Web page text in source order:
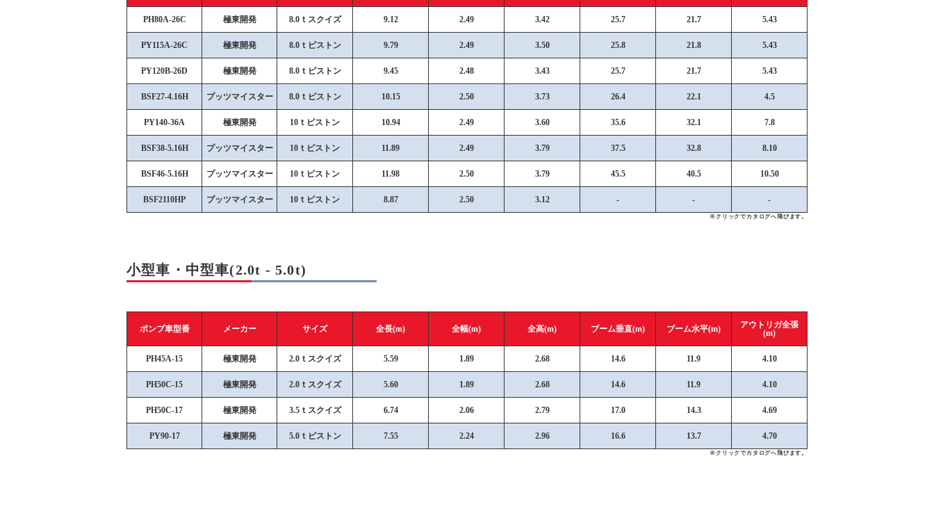
PH80A-26C 極東開発 8.0ｔスクイズ 9.12 2.49 3.42 25.7 21.7 5.43
PY115A-26C 極東開発 8.0ｔピストン 9.79 2.49 3.50 25.8 21.8 5.43
PY120B-26D 極東開発 8.0ｔピストン 9.45 2.48 3.43 25.7 21.7 5.43
BSF27-4.16H プッツマイスター 8.0ｔピストン 10.15 2.50 3.73 26.4 22.1 4.5
PY140-36A 極東開発 10ｔピストン 10.94 2.49 3.60 35.6 32.1 7.8
BSF38-5.16H プッツマイスター 10ｔピストン 11.89 2.49 3.79 37.5 32.8 8.10
BSF46-5.16H プッツマイスター 10ｔピストン 11.98 2.50 3.79 45.5 40.5 10.50
BSF2110HP プッツマイスター 10ｔピストン 8.87 2.50 3.12 - - -
※クリックでカタログへ飛びます。
小型車・中型車(2.0t - 5.0t)
ポンプ車型番 メーカー サイズ 全長(m) 全幅(m) 全高(m) ブーム垂直(m) ブーム水平(m)
アウトリガ全張
(m)
PH45A-15 極東開発 2.0ｔスクイズ 5.59 1.89 2.68 14.6 11.9 4.10
PH50C-15 極東開発 2.0ｔスクイズ 5.60 1.89 2.68 14.6 11.9 4.10
PH50C-17 極東開発 3.5ｔスクイズ 6.74 2.06 2.79 17.0 14.3 4.69
PY90-17 極東開発 5.0ｔピストン 7.55 2.24 2.96 16.6 13.7 4.70
※クリックでカタログへ飛びます。